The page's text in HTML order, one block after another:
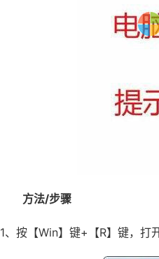
方法/步骤
1、按【Win】键+【R】键，打